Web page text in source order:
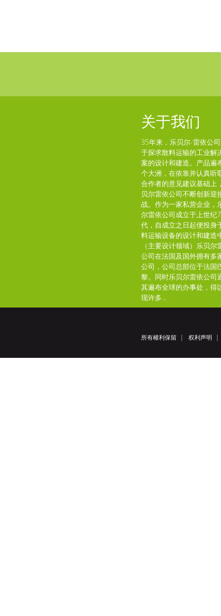
关于我们
35年来，乐贝尔-雷依公
于探求散料运输的工业解
案的设计和建造。产品遍
个大洲，在依靠并认真听
合作者的意见建议基础上
贝尔雷依公司不断创新迎
战。作为一家私营企业，
尔雷依公司成立于上世纪
代，自成立之日起便投身
料运输设备的设计和建造
（主要设计领域）乐贝尔
公司在法国及国外拥有多
公司，公司总部位于法国
黎。同时乐贝尔雷依公司
其遍布全球的办事处，得
现许多...
所有權利保留 权利声明